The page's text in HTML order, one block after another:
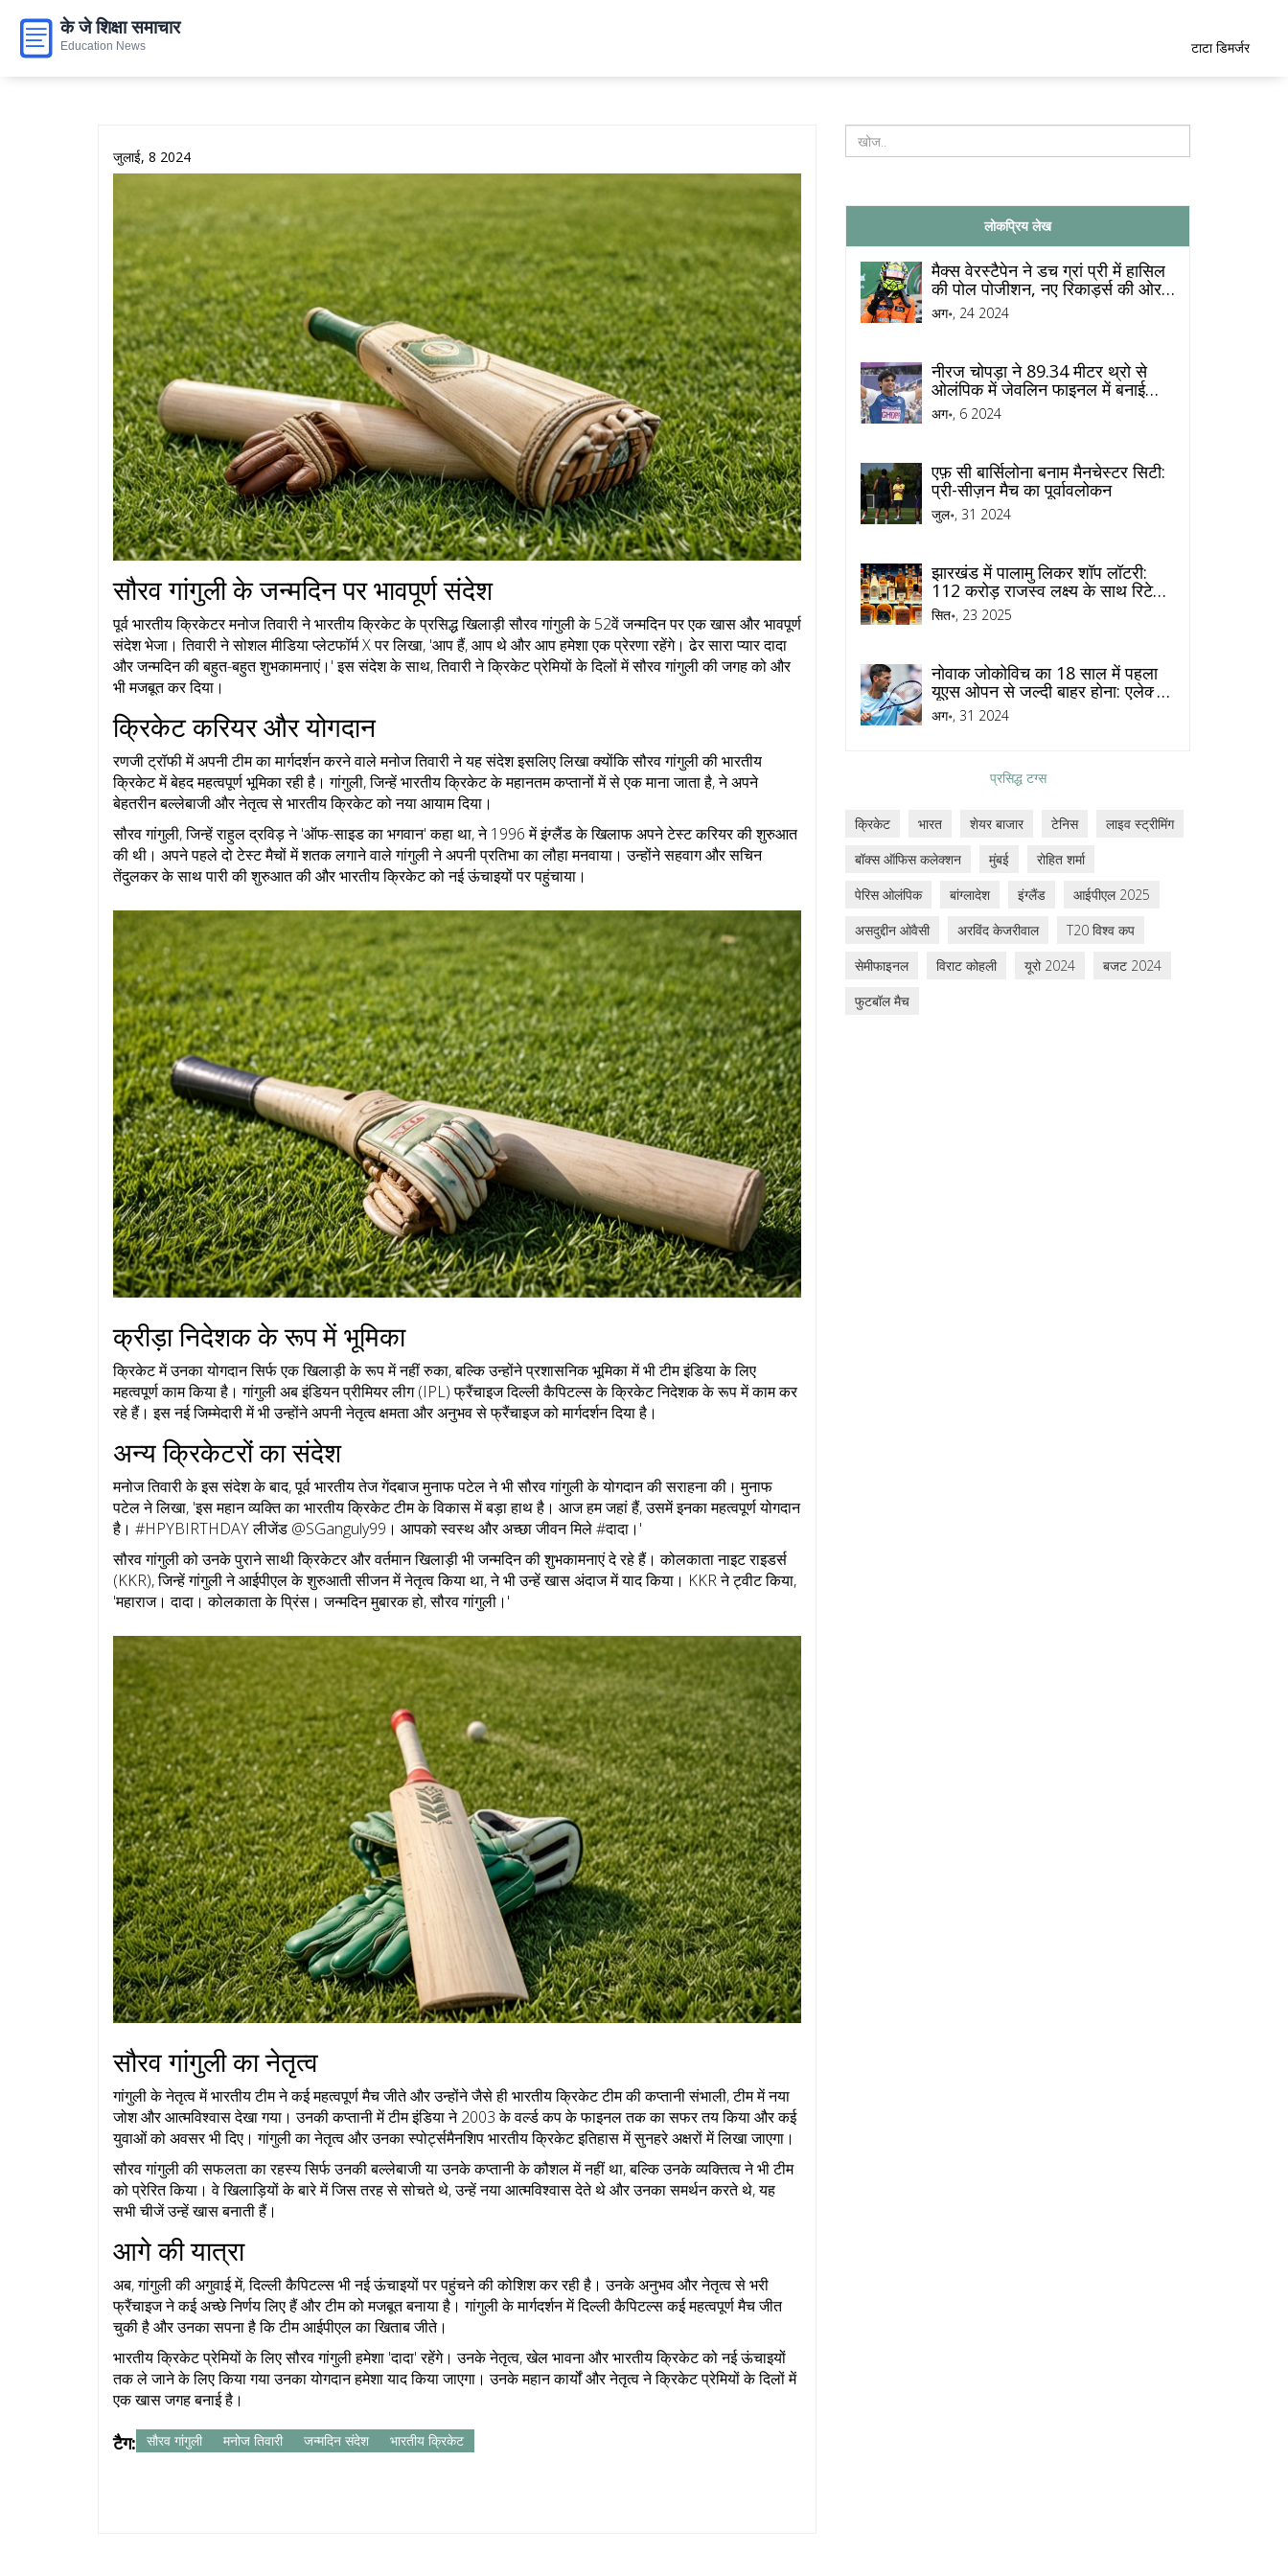
टाटा डिमर्जर
जुलाई, 8 2024
सौरव गांगुली के जन्मदिन पर भावपूर्ण संदेश
पूर्व भारतीय क्रिकेटर मनोज तिवारी ने भारतीय क्रिकेट के प्रसिद्ध खिलाड़ी सौरव गांगुली के 52वें जन्मदिन पर एक खास और भावपूर्ण
संदेश भेजा। तिवारी ने सोशल मीडिया प्लेटफॉर्म X पर लिखा, 'आप हैं, आप थे और आप हमेशा एक प्रेरणा रहेंगे। ढेर सारा प्यार दादा
और जन्मदिन की बहुत-बहुत शुभकामनाएं।' इस संदेश के साथ, तिवारी ने क्रिकेट प्रेमियों के दिलों में सौरव गांगुली की जगह को और
भी मजबूत कर दिया।
क्रिकेट करियर और योगदान
रणजी ट्रॉफी में अपनी टीम का मार्गदर्शन करने वाले मनोज तिवारी ने यह संदेश इसलिए लिखा क्योंकि सौरव गांगुली की भारतीय
क्रिकेट में बेहद महत्वपूर्ण भूमिका रही है। गांगुली, जिन्हें भारतीय क्रिकेट के महानतम कप्तानों में से एक माना जाता है, ने अपने
बेहतरीन बल्लेबाजी और नेतृत्व से भारतीय क्रिकेट को नया आयाम दिया।
सौरव गांगुली, जिन्हें राहुल द्रविड़ ने 'ऑफ-साइड का भगवान' कहा था, ने 1996 में इंग्लैंड के खिलाफ अपने टेस्ट करियर की शुरुआत
की थी। अपने पहले दो टेस्ट मैचों में शतक लगाने वाले गांगुली ने अपनी प्रतिभा का लौहा मनवाया। उन्होंने सहवाग और सचिन
तेंदुलकर के साथ पारी की शुरुआत की और भारतीय क्रिकेट को नई ऊंचाइयों पर पहुंचाया।
क्रीड़ा निदेशक के रूप में भूमिका
क्रिकेट में उनका योगदान सिर्फ एक खिलाड़ी के रूप में नहीं रुका, बल्कि उन्होंने प्रशासनिक भूमिका में भी टीम इंडिया के लिए
महत्वपूर्ण काम किया है। गांगुली अब इंडियन प्रीमियर लीग (IPL) फ्रैंचाइज दिल्ली कैपिटल्स के क्रिकेट निदेशक के रूप में काम कर
रहे हैं। इस नई जिम्मेदारी में भी उन्होंने अपनी नेतृत्व क्षमता और अनुभव से फ्रैंचाइज को मार्गदर्शन दिया है।
अन्य क्रिकेटरों का संदेश
मनोज तिवारी के इस संदेश के बाद, पूर्व भारतीय तेज गेंदबाज मुनाफ पटेल ने भी सौरव गांगुली के योगदान की सराहना की। मुनाफ
पटेल ने लिखा, 'इस महान व्यक्ति का भारतीय क्रिकेट टीम के विकास में बड़ा हाथ है। आज हम जहां हैं, उसमें इनका महत्वपूर्ण योगदान
है। #HPYBIRTHDAY लीजेंड @SGanguly99। आपको स्वस्थ और अच्छा जीवन मिले #दादा।'
सौरव गांगुली को उनके पुराने साथी क्रिकेटर और वर्तमान खिलाड़ी भी जन्मदिन की शुभकामनाएं दे रहे हैं। कोलकाता नाइट राइडर्स
(KKR), जिन्हें गांगुली ने आईपीएल के शुरुआती सीजन में नेतृत्व किया था, ने भी उन्हें खास अंदाज में याद किया। KKR ने ट्वीट किया,
'महाराज। दादा। कोलकाता के प्रिंस। जन्मदिन मुबारक हो, सौरव गांगुली।'
सौरव गांगुली का नेतृत्व
गांगुली के नेतृत्व में भारतीय टीम ने कई महत्वपूर्ण मैच जीते और उन्होंने जैसे ही भारतीय क्रिकेट टीम की कप्तानी संभाली, टीम में नया
जोश और आत्मविश्वास देखा गया। उनकी कप्तानी में टीम इंडिया ने 2003 के वर्ल्ड कप के फाइनल तक का सफर तय किया और कई
युवाओं को अवसर भी दिए। गांगुली का नेतृत्व और उनका स्पोर्ट्समैनशिप भारतीय क्रिकेट इतिहास में सुनहरे अक्षरों में लिखा जाएगा।
सौरव गांगुली की सफलता का रहस्य सिर्फ उनकी बल्लेबाजी या उनके कप्तानी के कौशल में नहीं था, बल्कि उनके व्यक्तित्व ने भी टीम
को प्रेरित किया। वे खिलाड़ियों के बारे में जिस तरह से सोचते थे, उन्हें नया आत्मविश्वास देते थे और उनका समर्थन करते थे, यह
सभी चीजें उन्हें खास बनाती हैं।
आगे की यात्रा
अब, गांगुली की अगुवाई में, दिल्ली कैपिटल्स भी नई ऊंचाइयों पर पहुंचने की कोशिश कर रही है। उनके अनुभव और नेतृत्व से भरी
फ्रैंचाइज ने कई अच्छे निर्णय लिए हैं और टीम को मजबूत बनाया है। गांगुली के मार्गदर्शन में दिल्ली कैपिटल्स कई महत्वपूर्ण मैच जीत
चुकी है और उनका सपना है कि टीम आईपीएल का खिताब जीते।
भारतीय क्रिकेट प्रेमियों के लिए सौरव गांगुली हमेशा 'दादा' रहेंगे। उनके नेतृत्व, खेल भावना और भारतीय क्रिकेट को नई ऊंचाइयों
तक ले जाने के लिए किया गया उनका योगदान हमेशा याद किया जाएगा। उनके महान कार्यों और नेतृत्व ने क्रिकेट प्रेमियों के दिलों में
एक खास जगह बनाई है।
टैग: सौरव गांगुली मनोज तिवारी जन्मदिन संदेश भारतीय क्रिकेट
लोकप्रिय लेख
मैक्स वेरस्टैपेन ने डच ग्रां प्री में हासिल
की पोल पोजीशन, नए रिकार्ड्स की ओर
अग्रसर
अग॰, 24 2024
नीरज चोपड़ा ने 89.34 मीटर थ्रो से
ओलंपिक में जेवलिन फाइनल में बनाई
जगह
अग॰, 6 2024
एफ़ सी बार्सिलोना बनाम मैनचेस्टर सिटी:
प्री-सीज़न मैच का पूर्वावलोकन
जुल॰, 31 2024
झारखंड में पालामु लिकर शॉप लॉटरी:
112 करोड़ राजस्व लक्ष्य के साथ रिटेल
लाइसेंस आवंटन
सित॰, 23 2025
नोवाक जोकोविच का 18 साल में पहला
यूएस ओपन से जल्दी बाहर होना: एलेक्सी
पोपिरिन से हार
अग॰, 31 2024
प्रसिद्ध टग्स
क्रिकेट भारत शेयर बाजार टेनिस
लाइव स्ट्रीमिंग
बॉक्स ऑफिस कलेक्शन
मुंबई
रोहित शर्मा
पेरिस ओलंपिक
बांग्लादेश इंग्लैंड
आईपीएल 2025
असदुद्दीन ओवैसी
अरविंद केजरीवाल
T20 विश्व कप
सेमीफाइनल
विराट कोहली यूरो 2024
बजट 2024
फुटबॉल मैच